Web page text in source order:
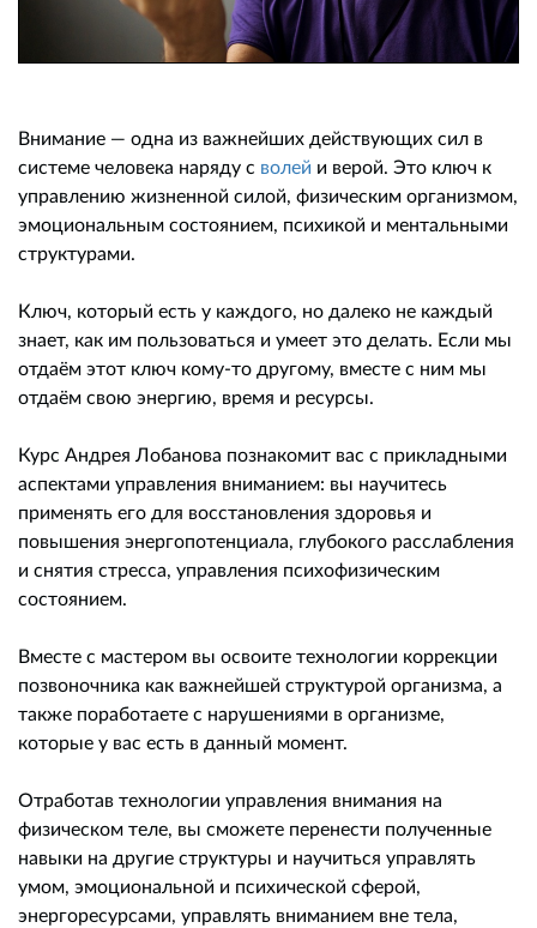
Внимание — одна из важнейших действующих сил в
системе человека наряду с волей и верой. Это ключ к
управлению жизненной силой, физическим организмом,
эмоциональным состоянием, психикой и ментальными
структурами.
Ключ, который есть у каждого, но далеко не каждый
знает, как им пользоваться и умеет это делать. Если мы
отдаём этот ключ кому-то другому, вместе с ним мы
отдаём свою энергию, время и ресурсы.
Курс Андрея Лобанова познакомит вас с прикладными
аспектами управления вниманием: вы научитесь
применять его для восстановления здоровья и
повышения энергопотенциала, глубокого расслабления
и снятия стресса, управления психофизическим
состоянием.
Вместе с мастером вы освоите технологии коррекции
позвоночника как важнейшей структурой организма, а
также поработаете с нарушениями в организме,
которые у вас есть в данный момент.
Отработав технологии управления внимания на
физическом теле, вы сможете перенести полученные
навыки на другие структуры и научиться управлять
умом, эмоциональной и психической сферой,
энергоресурсами, управлять вниманием вне тела,